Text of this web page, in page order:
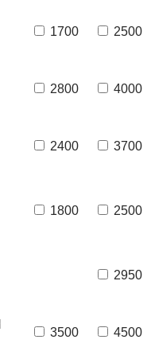
1700 2500
2800 4000
2400 3700
1800 2500
2950
3500 4500